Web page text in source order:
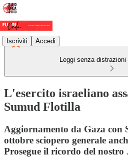
Iscriviti Accedi
Leggi senza
L'esercito israeliano
Sumud Flotilla
Aggiornamento da Gaza con
ottobre sciopero generale
Prosegue il ricordo del nostro